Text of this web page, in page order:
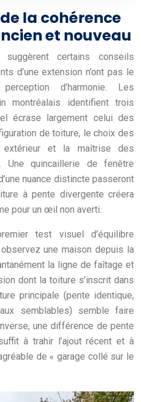
la cohérence
et nouveau
certains conseils
d’une extension n’ont pas le
d’harmonie. Les
montréalais identifient trois
écrase largement celui des
de toiture, le choix des
extérieur et la maîtrise des
Une quincaillerie de fenêtre
nuance distincte passeront
à pente divergente créera
pour un œil non averti.
test visuel d’équilibre
une maison depuis la
la ligne de faîtage et
dont la toiture s’inscrit dans
principale (pente identique,
semblables) semble faire
une différence de pente
à trahir l’ajout récent et à
de « garage collé sur le